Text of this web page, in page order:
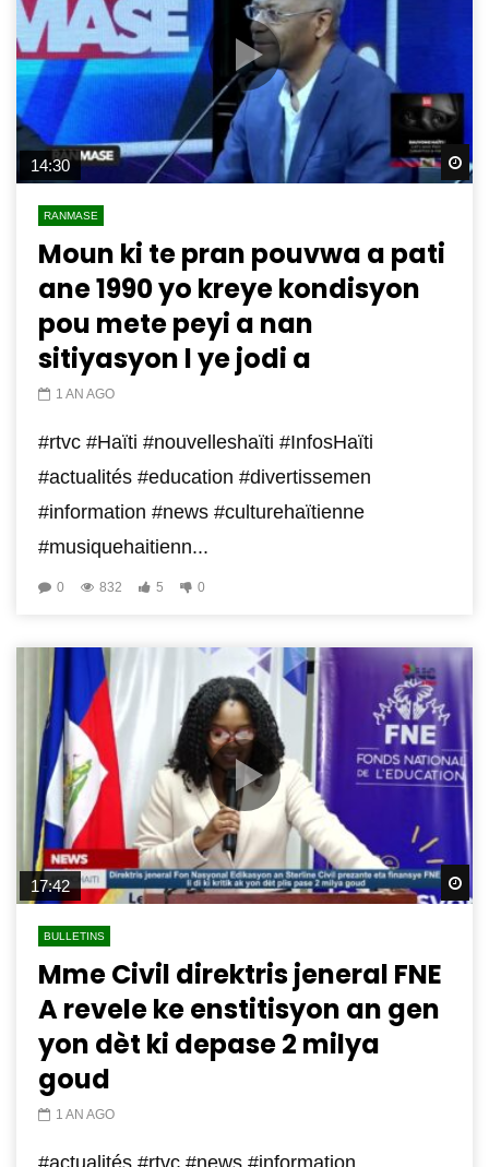
14:30
RANMASE
Moun ki te pran pouvwa a pati
ane 1990 yo kreye kondisyon
pou mete peyi a nan
sitiyasyon l ye jodi a
1 AN AGO
#rtvc #Haïti #nouvelleshaïti #InfosHaïti
#actualités #education #divertissemen
#information #news #culturehaïtienne
#musiquehaitienn...
0 832 5 0
17:42
BULLETINS
Mme Civil direktris jeneral FNE
A revele ke enstitisyon an gen
yon dèt ki depase 2 milya
goud
1 AN AGO